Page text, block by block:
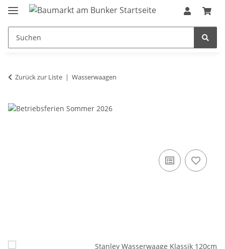
Zurück zur Liste Wasserwaagen